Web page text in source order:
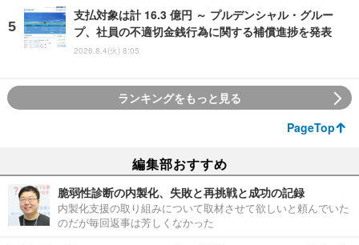
支払対象は計 16.3 億円 ～ プルデンシャル・グルー
プ、社員の不適切金銭行為に関する補償進捗を発表
2026.8.4(火) 8:05
ランキングをもっと見る
PageTop
編集部おすすめ
脆弱性診断の内製化、失敗と再挑戦と成功の記録
内製化支援の取り組みについて取材させて欲しいと頼んでいた
のだが毎回返事は芳しくなかった